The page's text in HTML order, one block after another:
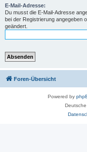
E-Mail-Adresse:
Du musst die E-Mail-Adresse
bei der Registrierung angegeben
geändert.
Foren-Übersicht
Powered by